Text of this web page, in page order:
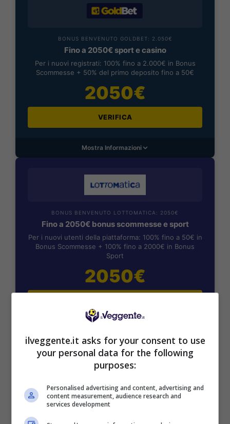
BONUS BENVENUTO GOLDBET: 2.050€
Fino a 2050€ sport e casino
Per i nuovi registrati: 100% fino a 2.000€ in Bonus
Scommesse + 50% del primo deposito fino a 50€
2050€
VERIFICA
Mostra Informazioni
BONUS BENVENUTO LOTTOMATICA: 2050€
Fino a 2050€ bonus scommesse e sport
Per i nuovi utenti della piattaforma: 100% fino a 50€ in
Bonus Scommesse + 100% fino a 2000€ in Bonus
Sport
2050€
SNAI
Bonus Benvenuto Sport: fino a 1.000€
ilveggente.it asks for your consent to use
your personal data for the following
purposes:
Personalised advertising and content, advertising and
content measurement, audience research and
services development